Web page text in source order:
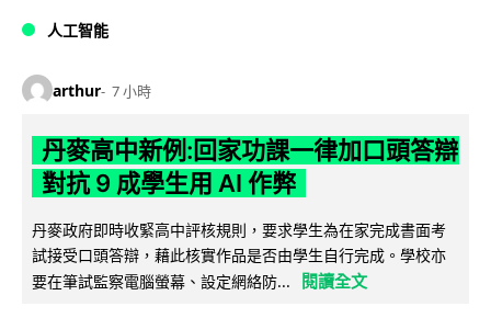
人工智能
arthur 7 小時
丹麥高中新例:回家功課一律加口頭答辯
對抗 9 成學生用 AI 作弊
丹麥政府即時收緊高中評核規則，要求學生為在家完成書面考
試接受口頭答辯，藉此核實作品是否由學生自行完成。學校亦
要在筆試監察電腦螢幕、設定網絡防...
閱讀全文